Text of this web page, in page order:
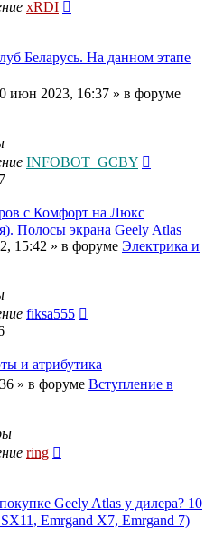
xRDI
Беларусь. На данном этапе
июн 2023, 16:37 » в форуме
INFOBOT_GCBY
с Комфорт на Люкс
Полосы экрана Geely Atlas
15:42 » в форуме Электрика и
fiksa555
и атрибутика
» в форуме Вступление в
ring
Geely Atlas у дилера? 10
Emrgand X7, Emrgand 7)